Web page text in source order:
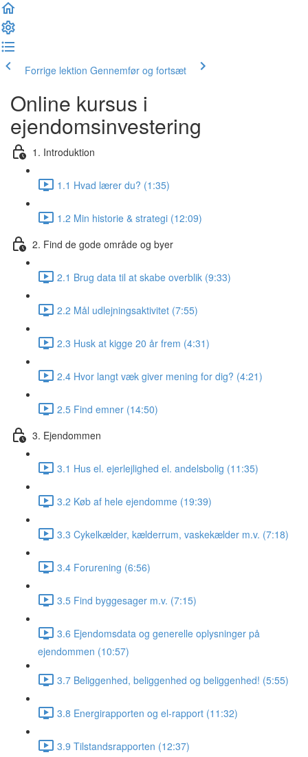
Forrige lektion Gennemfør og fortsæt
Online kursus i
ejendomsinvestering
1. Introduktion
1.1 Hvad lærer du? (1:35)
1.2 Min historie & strategi (12:09)
2. Find de gode område og byer
2.1 Brug data til at skabe overblik (9:33)
2.2 Mål udlejningsaktivitet (7:55)
2.3 Husk at kigge 20 år frem (4:31)
2.4 Hvor langt væk giver mening for dig? (4:21)
2.5 Find emner (14:50)
3. Ejendommen
3.1 Hus el. ejerlejlighed el. andelsbolig (11:35)
3.2 Køb af hele ejendomme (19:39)
3.3 Cykelkælder, kælderrum, vaskekælder m.v. (7:18)
3.4 Forurening (6:56)
3.5 Find byggesager m.v. (7:15)
3.6 Ejendomsdata og generelle oplysninger på
ejendommen (10:57)
3.7 Beliggenhed, beliggenhed og beliggenhed! (5:55)
3.8 Energirapporten og el-rapport (11:32)
3.9 Tilstandsrapporten (12:37)